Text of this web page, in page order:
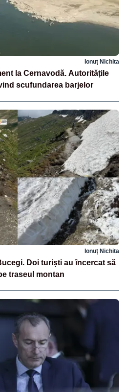
Ionuț Nichita
la Cernavodă. Autoritățile
scufundarea barjelor
Ionuț Nichita
Doi turiști au încercat să
traseul montan